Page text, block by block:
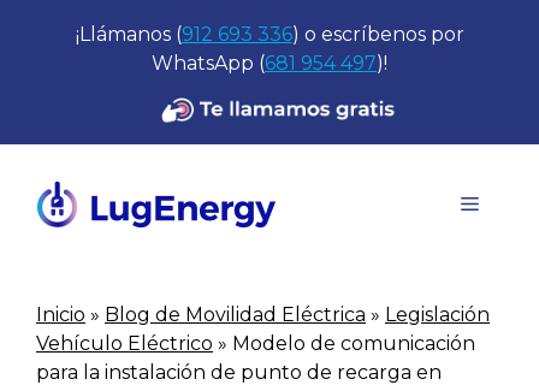
¡Llámanos (912 693 336) o escríbenos por
WhatsApp (681 954 497)!
Menú
Inicio » Blog de Movilidad Eléctrica » Legislación
Vehículo Eléctrico » Modelo de comunicación
para la instalación de punto de recarga en